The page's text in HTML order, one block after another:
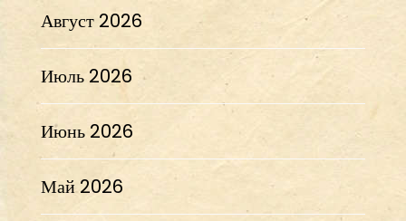
Август 2026
Июль 2026
Июнь 2026
Май 2026